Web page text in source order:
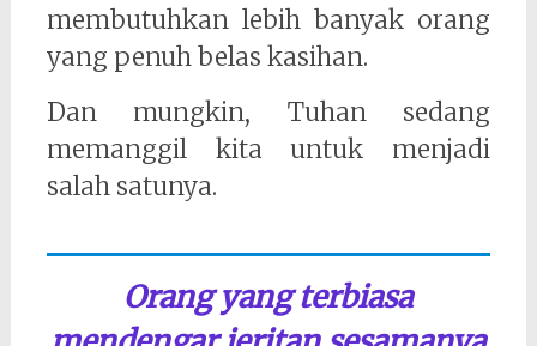
membutuhkan lebih banyak orang
yang penuh belas kasihan.
Dan mungkin, Tuhan sedang
memanggil kita untuk menjadi
salah satunya.
Orang yang terbiasa